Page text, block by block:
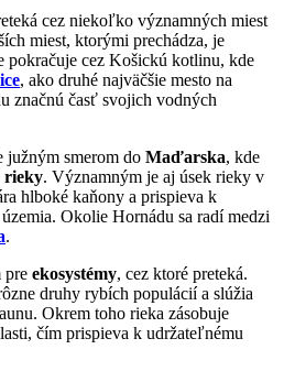
cez niekoľko významných miest
miest, ktorými prechádza, je
pokračuje cez Košickú kotlinu, kde
, ako druhé najväčšie mesto na
značnú časť svojich vodných
južným smerom do Maďarska, kde
rieky. Významným je aj úsek rieky v
hlboké kaňony a prispieva k
Okolie Hornádu sa radí medzi
.
pre ekosystémy, cez ktoré preteká.
druhy rybích populácií a slúžia
Okrem toho rieka zásobuje
čím prispieva k udržateľnému